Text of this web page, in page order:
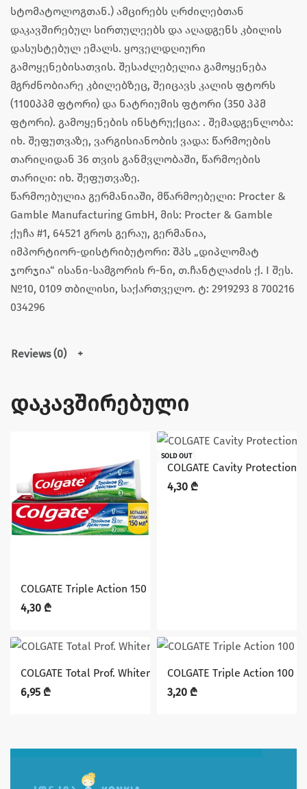
სტომატოლოგთან.) ამცირებს ღრძილებთან
დაკავშირებულ სირთულეებს და აღადგენს კბილის
დასუსტებულ ემალს. ყოველდღიური
გამოყენებისათვის. შესაძლებელია გამოყენება
მგრძნობიარე კბილებზეც, შეიცავს კალის ფტორს
(1100პპმ ფტორი) და ნატრიუმის ფტორი (350 პპმ
ფტორი). გამოყენების ინსტრუქცია: . შემადგენლობა:
იხ. შეფუთვაზე, ვარგისიანობის ვადა: წარმოების
თარიღიდან 36 თვის განმვლობაში, წარმოების
თარიღი: იხ. შეფუთვაზე.
წარმოებულია გერმანიაში, მწარმოებელი: Procter &
Gamble Manufacturing GmbH, მის: Procter & Gamble
ქუჩა #1, 64521 გროს გერაუ, გერმანია,
იმპორტიორ-დისტრიბუტორი: შპს „დიპლომატ
ჯორჯია“ ისანი-სამგორის რ-ნი, თ.ჩანტლაძის ქ. I შეს.
№10, 0109 თბილისი, საქართველო. ტ: 2919293 8 700216
034296
Reviews (0)
დაკავშირებული
COLGATE Triple Action 150 მლ. კბილის პასტა
4,30 ₾
SOLD OUT
COLGATE Cavity
4,30 ₾
COLGATE Total Prof. Whitening 75 ml კბილის პასტა
6,95 ₾
COLGATE Triple Action
3,20 ₾